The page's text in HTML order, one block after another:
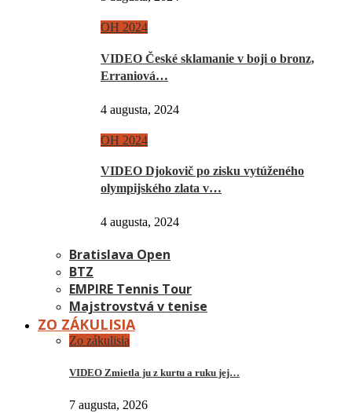
OH 2024
VIDEO České sklamanie v boji o bronz,
Erraniová…
4 augusta, 2024
OH 2024
VIDEO Djokovič po zisku vytúženého
olympijského zlata v…
4 augusta, 2024
Bratislava Open
BTZ
EMPIRE Tennis Tour
Majstrovstvá v tenise
ZO ZÁKULISIA
Zo zákulisia
VIDEO Zmietla ju z kurtu a ruku jej…
7 augusta, 2026